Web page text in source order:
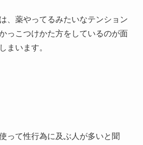
、薬やってるみたいなテンション
っこつけかた方をしているのが面
まいます。
って性行為に及ぶ人が多いと聞